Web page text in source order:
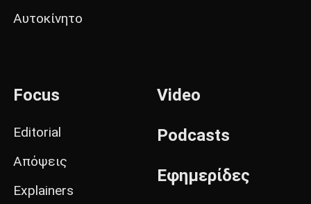
Αυτοκίνητο
Focus
Editorial
Απόψεις
Explainers
Video
Podcasts
Εφημερίδες